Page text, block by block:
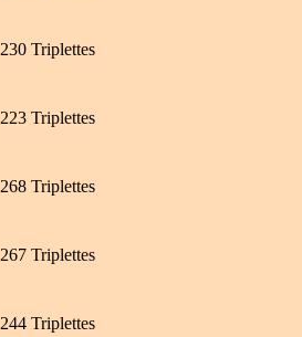
230 Triplettes
223 Triplettes
268 Triplettes
267 Triplettes
244 Triplettes